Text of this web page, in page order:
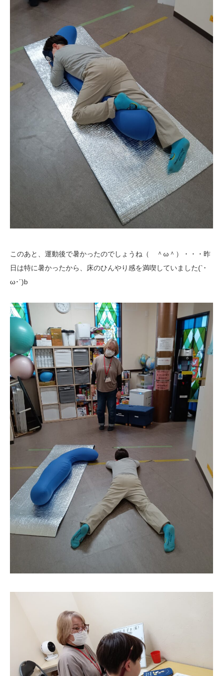
このあと、運動後で暑かったのでしょうね（ ＾ω＾）・・・昨
日は特に暑かったから、床のひんやり感を満喫していました(`･
ω･´)b